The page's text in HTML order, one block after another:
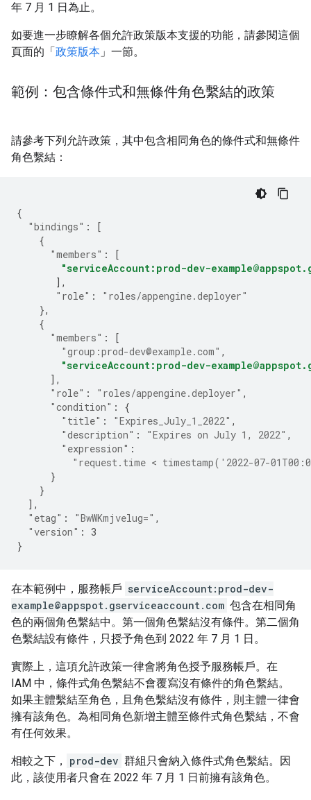
年 7 月 1 日為止。
如要進一步瞭解各個允許政策版本支援的功能，請參閱這個
頁面的「政策版本 」一節。
範例：包含條件式和無條件角色繫結的政策
請參考下列允許政策，其中包含相同角色的條件式和無條件
角色繫結：
{
"bindings" :
[
{
"members" :
[
"serviceAccount:prod-dev-
],
"role" :
"roles/appengine.deployer"
},
{
"members" :
[
"group:prod-dev@example.com" ,
"serviceAccount:prod-dev-
],
"role" : "roles/appengine.deployer" ,
"condition" :
{
"title" : "Expires_July_1_2022" ,
"description" : "Expires on July 1, 2022" ,
"expression" :
"request.time < timestamp('2022-07-
}
}
],
"etag" : "BwWKmjvelug=" ,
"version" :
3
}
在本範例中，服務帳戶 serviceAccount:prod-dev-
example@appspot.gserviceaccount.com 包含在相同角
色的兩個角色繫結中。第一個角色繫結沒有條件。第二個角
色繫結設有條件，只授予角色到 2022 年 7 月 1 日。
實際上，這項允許政策一律會將角色授予服務帳戶。在
IAM 中，條件式角色繫結不會覆寫沒有條件的角色繫結。
如果主體繫結至角色，且角色繫結沒有條件，則主體一律會
擁有該角色。為相同角色新增主體至條件式角色繫結，不會
有任何效果。
相較之下， prod-dev 群組只會納入條件式角色繫結。因
此，該使用者只會在 2022 年 7 月 1 日前擁有該角色。